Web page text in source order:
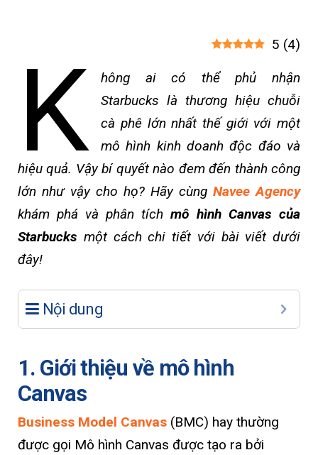
5 (4)
K
hông ai có thể phủ nhận
Starbucks là thương hiệu chuỗi
cà phê lớn nhất thế giới với một
mô hình kinh doanh độc đáo và
hiệu quả. Vậy bí quyết nào đem đến thành công
lớn như vậy cho họ? Hãy cùng Navee Agency
khám phá và phân tích mô hình Canvas của
Starbucks một cách chi tiết với bài viết dưới
đây!
Nội dung
1. Giới thiệu về mô hình
Canvas
Business Model Canvas (BMC) hay thường
được gọi Mô hình Canvas được tạo ra bởi